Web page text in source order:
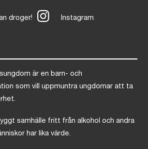
droger! Instagram
är en barn- och
som vill uppmuntra ungdomar att ta
samhälle fritt från alkohol och andra
har lika värde.